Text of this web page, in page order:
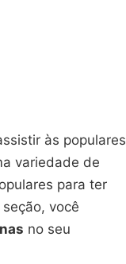
às populares
variedade de
para ter
você
no seu